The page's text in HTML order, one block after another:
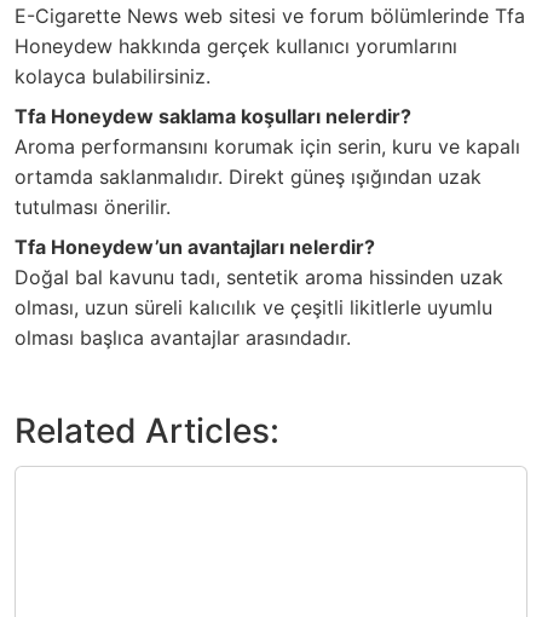
E-Cigarette News web sitesi ve forum bölümlerinde Tfa
Honeydew hakkında gerçek kullanıcı yorumlarını
kolayca bulabilirsiniz.
Tfa Honeydew saklama koşulları nelerdir?
Aroma performansını korumak için serin, kuru ve kapalı
ortamda saklanmalıdır. Direkt güneş ışığından uzak
tutulması önerilir.
Tfa Honeydew’un avantajları nelerdir?
Doğal bal kavunu tadı, sentetik aroma hissinden uzak
olması, uzun süreli kalıcılık ve çeşitli likitlerle uyumlu
olması başlıca avantajlar arasındadır.
Related Articles: